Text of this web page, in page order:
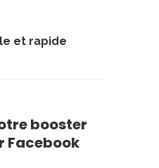
et rapide
booster
Facebook